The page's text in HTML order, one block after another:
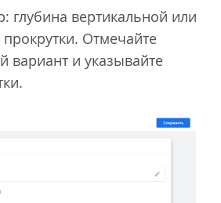
глубина вертикальной или
Отмечайте
вариант и указывайте